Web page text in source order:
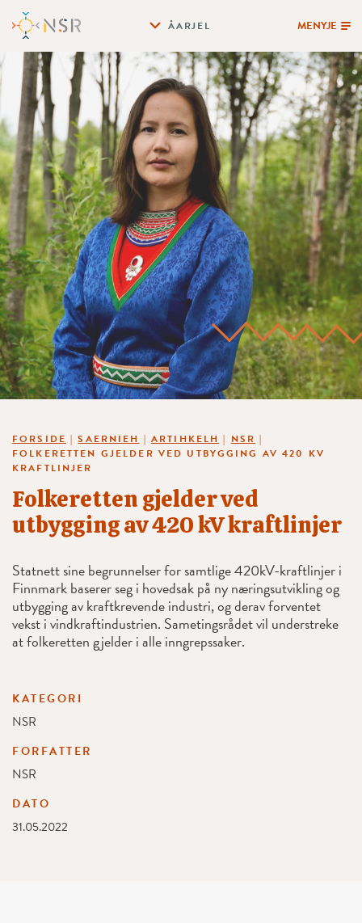
ÅARJEL MENYJE
FORSIDE |SAERNIEH | ARTIHKELH | NSR |
FOLKERETTEN GJELDER VED UTBYGGING AV 420 KV
KRAFTLINJER
Folkeretten gjelder ved
utbygging av 420 kV kraftlinjer
Statnett sine begrunnelser for samtlige 420kV-kraftlinjer i
Finnmark baserer seg i hovedsak på ny næringsutvikling og
utbygging av kraftkrevende industri, og derav forventet
vekst i vindkraftindustrien. Sametingsrådet vil understreke
at folkeretten gjelder i alle inngrepssaker.
KATEGORI
NSR
FORFATTER
NSR
DATO
31.05.2022